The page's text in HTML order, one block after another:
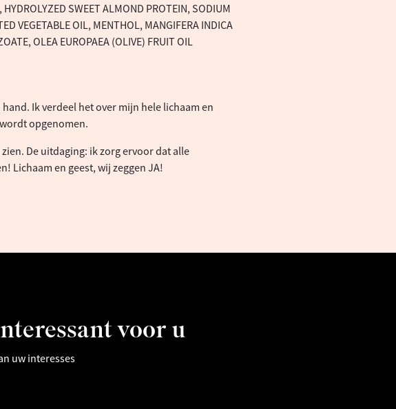
SWEET ALMOND PROTEIN, SODIUM
VEGETABLE OIL, MENTHOL, MANGIFERA INDICA
OLEA EUROPAEA (OLIVE) FRUIT OIL
Ik verdeel het over mijn hele lichaam en
opgenomen.
De uitdaging: ik zorg ervoor dat alle
Lichaam en geest, wij zeggen JA!
voor u
uw interesses